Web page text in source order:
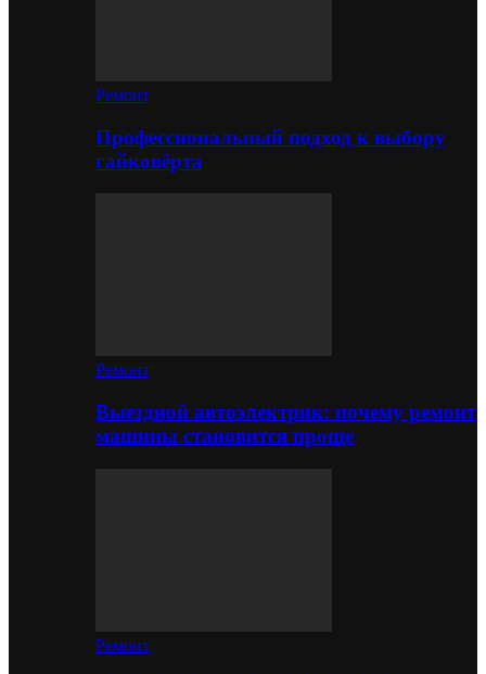
Ремонт
Профессиональный подход к выбору
гайковёрта
Ремонт
Выездной автоэлектрик: почему ремонт
машины становится проще
Ремонт